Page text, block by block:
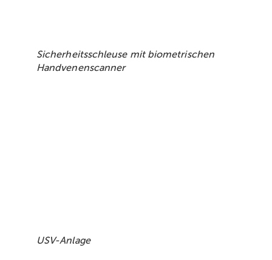
Sicherheitsschleuse mit biometrischen
Handvenenscanner
USV-Anlage